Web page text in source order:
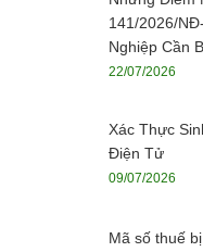
141/2026/
Nghiệp Cần
22/07/2026
Xác Thực
Điện Tử
09/07/2026
Mã số thuế